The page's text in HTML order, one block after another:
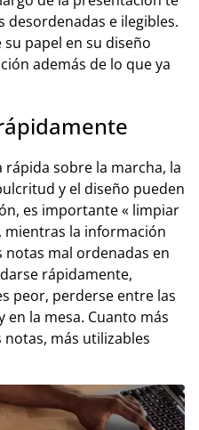
e ilegibles.
papel en su diseño
además de lo que ya
rápida sobre la marcha, la
y el diseño pueden
es importante « limpiar
mientras la información
notas mal ordenadas en
rápidamente,
peor, perderse entre las
en la mesa. Cuanto más
más utilizables